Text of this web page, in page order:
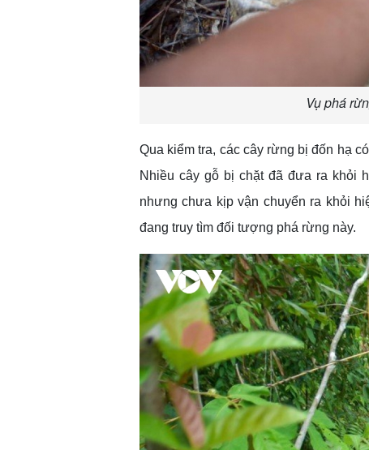
Vụ phá
Qua kiểm tra, các cây rừng bị đốn hạ
Nhiều cây gỗ bị chặt đã đưa ra khỏi
nhưng chưa kịp vận chuyển ra khỏi
đang truy tìm đối tượng phá rừng này.